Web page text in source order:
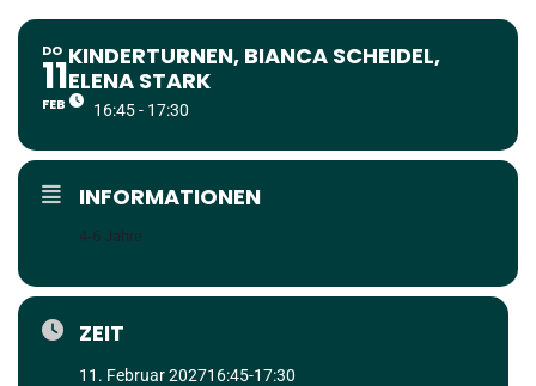
DO
11
FEB
KINDERTURNEN, BIANCA SCHEIDEL,
ELENA STARK
16:45 - 17:30
INFORMATIONEN
4-6 Jahre
ZEIT
11. Februar 202716:45-17:30